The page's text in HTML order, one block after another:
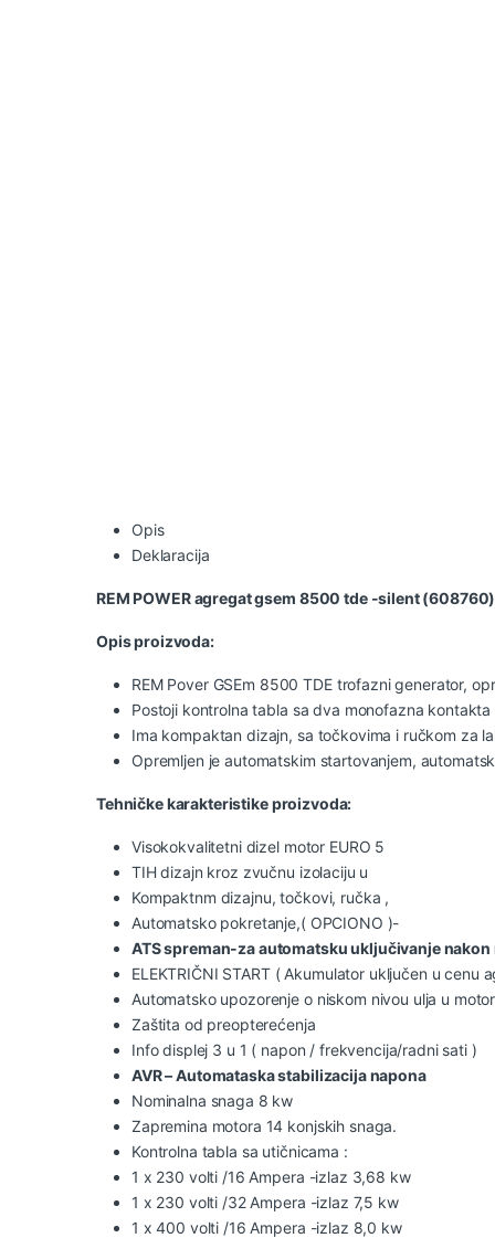
Opis
Deklaracija
REM POWER agregat gsem 8500 tde -silent (608760)
Opis proizvoda:
REM Pover GSEm 8500 TDE trofazni generator,
Postoji kontrolna tabla sa dva monofazna
Ima kompaktan dizajn, sa točkovima i ručkom za
Opremljen je automatskim startovanjem,
Tehničke karakteristike proizvoda:
Visokokvalitetni dizel motor EURO 5
TIH dizajn kroz zvučnu izolaciju u
Kompaktnm dizajnu, točkovi, ručka ,
Automatsko pokretanje,( OPCIONO )-
ATS spreman-za automatsku uključivanjenakon
ELEKTRIČNI START ( Akumulator uključen u cenu
Automatsko upozorenje o niskom nivou ulja u
Zaštita od preopterećenja
Info displej 3 u 1 ( napon / frekvencija/radni sati )
AVR – Automataska stabilizacija napona
Nominalna snaga 8 kw
Zapremina motora 14 konjskih snaga.
Kontrolna tabla sa utičnicama :
1 x 230 volti /16 Ampera -izlaz 3,68 kw
1 x 230 volti /32 Ampera -izlaz 7,5 kw
1 x 400 volti /16 Ampera -izlaz 8,0 kw